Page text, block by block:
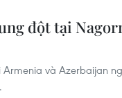
đột tại
Armenia và Azerbaijan